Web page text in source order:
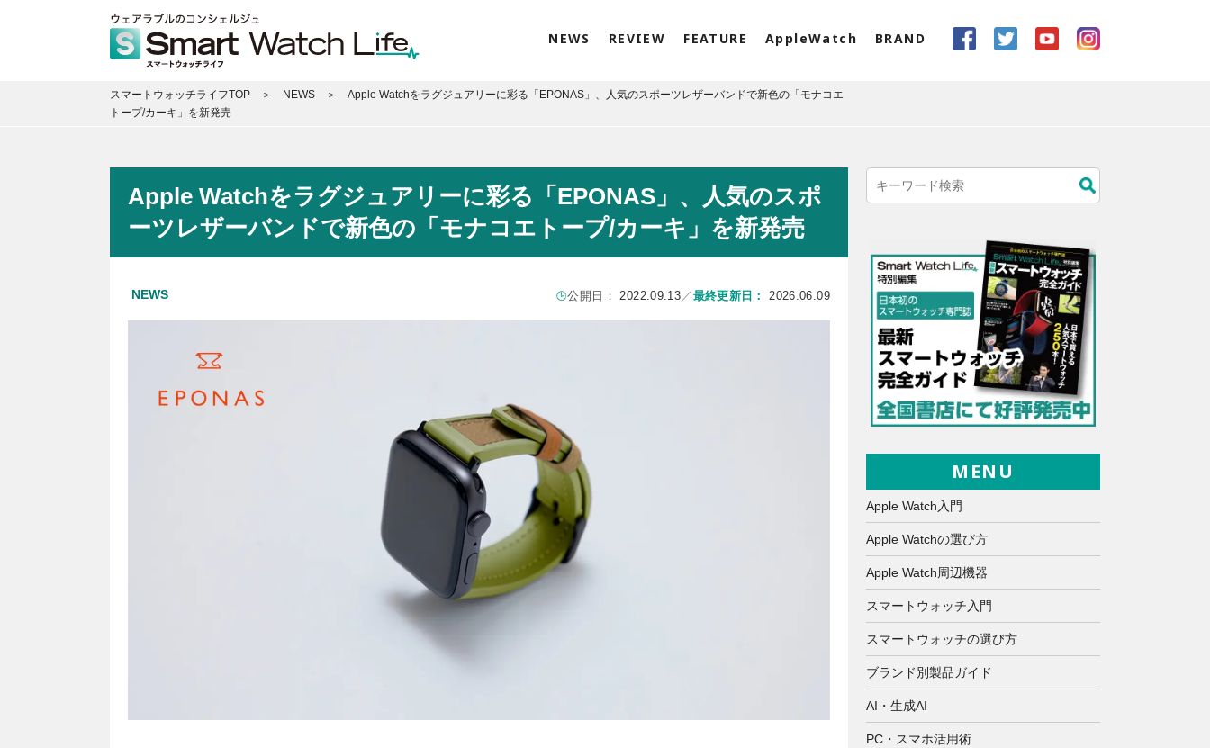
NEWS REVIEW FEATURE AppleWatch BRAND
スマートウォッチライフTOP NEWS
Apple Watchをラグジュアリーに彩る「EPONAS」、人気のスポーツレザーバンドで新色の「モナコエ
トープ/カーキ」を新発売
Apple Watchをラグジュアリーに彩る「EPONAS」、人気のスポ
ーツレザーバンドで新色の「モナコエトープ/カーキ」を新発売
NEWS 公開日：2022.09.13／ 最終更新日： 2026.06.09
MENU
Apple Watch入門
Apple Watchの選び方
Apple Watch周辺機器
スマートウォッチ入門
スマートウォッチの選び方
ブランド別製品ガイド
AI・生成AI
PC・スマホ活用術